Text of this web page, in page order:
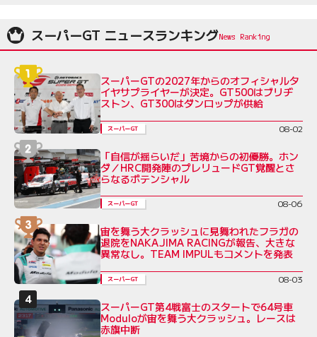
スーパーGT ニュースランキング
スーパーGTの2027年からのオフィシャルタ
イヤサプライヤーが決定。GT500はブリヂ
ストン、GT300はダンロップが供給
スーパーGT 08-02
「自信が揺らいだ」苦境からの初優勝。ホン
ダ／HRC開発陣のプレリュードGT覚醒とさ
らなるポテンシャル
スーパーGT 08-06
宙を舞う大クラッシュに見舞われたフラガの
退院をNAKAJIMA RACINGが報告、大きな
異常なし。TEAM IMPULもコメントを発表
スーパーGT 08-03
スーパーGT第4戦富士のスタートで64号車
Moduloが宙を舞う大クラッシュ。レースは
赤旗中断